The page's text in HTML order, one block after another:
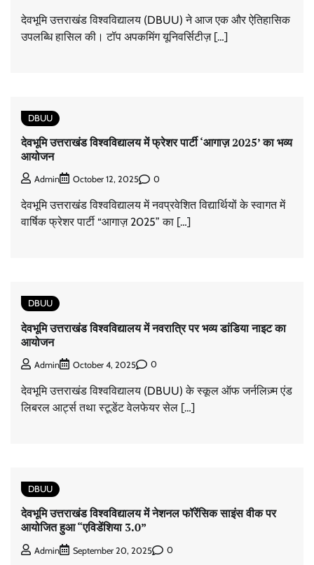
देवभूमि उत्तराखंड विश्वविद्यालय (DBUU) ने आज एक और ऐतिहासिक
उपलब्धि हासिल की। टॉप अपकमिंग यूनिवर्सिटीज़ […]
DBUU
देवभूमि उत्तराखंड विश्वविद्यालय में फ्रेशर पार्टी ‘आगाज़ 2025’ का भव्य
आयोजन
Admin October 12, 2025 0
देवभूमि उत्तराखंड विश्वविद्यालय में नवप्रवेशित विद्यार्थियों के स्वागत में
वार्षिक फ्रेशर पार्टी “आगाज़ 2025” का […]
DBUU
देवभूमि उत्तराखंड विश्वविद्यालय में नवरात्रि पर भव्य डांडिया नाइट का
आयोजन
Admin October 4, 2025 0
देवभूमि उत्तराखंड विश्वविद्यालय (DBUU) के स्कूल ऑफ जर्नलिज़्म एंड
लिबरल आर्ट्स तथा स्टूडेंट वेलफेयर सेल […]
DBUU
देवभूमि उत्तराखंड विश्वविद्यालय में नेशनल फॉरेंसिक साइंस वीक पर
आयोजित हुआ “एविडेंशिया 3.0”
Admin September 20, 2025 0